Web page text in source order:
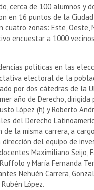
cerca de 100 alumnos y
en 16 puntos de la
cuatro zonas: Este, Oeste,
encuestar a 1000
polí­ticas en las
electoral de la
por dos cátedras de la
año de Derecho, dirigida
López (h) y Roberto
del Derecho
de la misma carrera, a
del equipo de
Maximiliano Seijo,
y Marí­a Fernanda
Nehuén Carrera,
López.